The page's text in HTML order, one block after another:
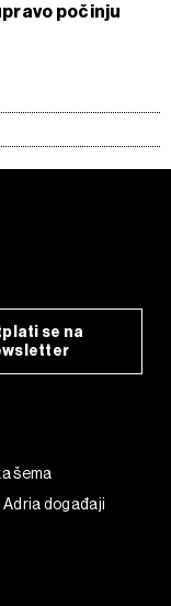
počinju
se na
šema
Adria događaji